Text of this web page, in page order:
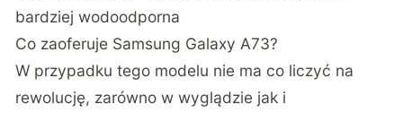
bardziej wodoodporna
Co zaoferuje Samsung Galaxy A73?
W przypadku tego modelu nie ma co liczyć na
rewolucję, zarówno w wyglądzie jak i